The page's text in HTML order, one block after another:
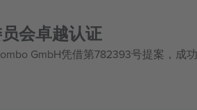
会卓越认证
GmbH凭借第782393号提案，成